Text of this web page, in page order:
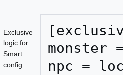
Exclusive
logic for
Smart
config
monster
npc =